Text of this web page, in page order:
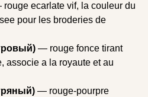
ecarlate vif, la couleur du
pour les broderies de
— rouge fonce tirant
associe a la royaute et au
— rouge-pourpre